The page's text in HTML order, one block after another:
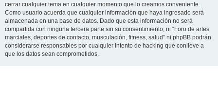
cerrar cualquier tema en cualquier momento que lo creamos conveniente.
Como usuario acuerda que cualquier información que haya ingresado será
almacenada en una base de datos. Dado que esta información no será
compartida con ninguna tercera parte sin su consentimiento, ni “Foro de artes
marciales, deportes de contacto, musculación, fitness, salud” ni phpBB podrán
considerarse responsables por cualquier intento de hacking que conlleve a
que los datos sean comprometidos.